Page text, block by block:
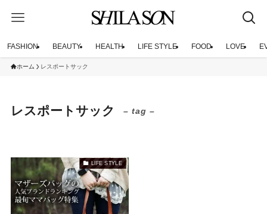
FASHION BEAUTY HEALTH LIFE STYLE FOOD LOVE
ホーム レスポートサック
レスポートサック – tag –
LIFE STYLE